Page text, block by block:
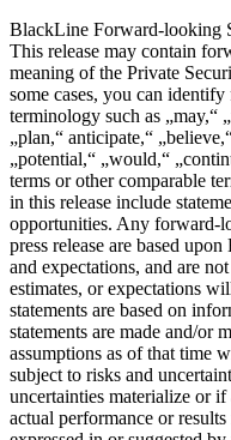
BlackLine Forward-looking
This release may contain
meaning of the Private
some cases, you can
terminology such as „may,“
„plan,“ anticipate,“
„potential,“ „would,“
terms or other comparable
in this release include
opportunities. Any forward-
press release are based
and expectations, and are
estimates, or expectations
statements are based on
statements are made and/or
assumptions as of that time
subject to risks and
uncertainties materialize or
actual performance or